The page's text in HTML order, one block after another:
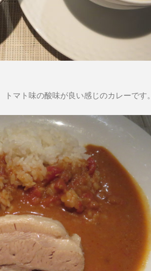
マト味の酸味が良い感じのカレーです。